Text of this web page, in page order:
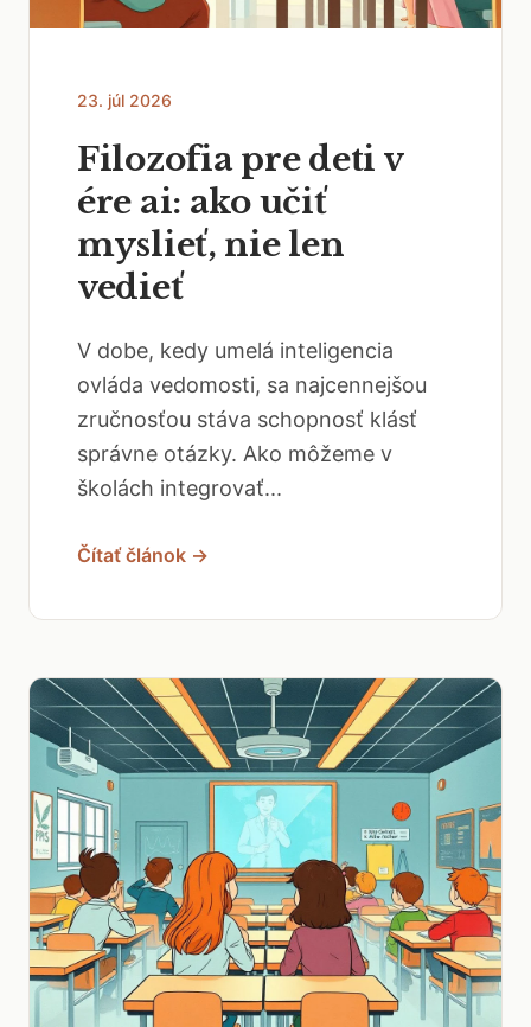
23. júl 2026
Filozofia pre deti v
ére ai: ako učiť
myslieť, nie len
vedieť
V dobe, kedy umelá inteligencia
ovláda vedomosti, sa najcennejšou
zručnosťou stáva schopnosť klásť
správne otázky. Ako môžeme v
školách integrovať...
Čítať článok →